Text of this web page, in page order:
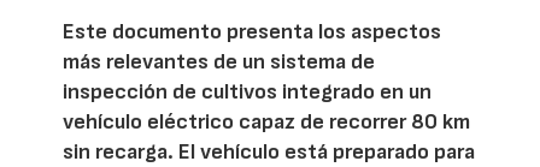
Este documento presenta los aspectos
más relevantes de un sistema de
inspección de cultivos integrado en un
vehículo eléctrico capaz de recorrer 80 km
sin recarga. El vehículo está preparado para